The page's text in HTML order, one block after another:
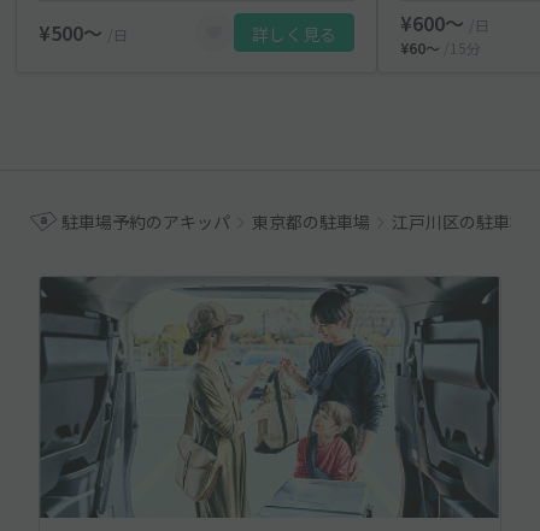
¥500〜 /日 詳しく見る ¥600〜
/日
¥60〜
/15分
駐車場予約のアキッパ 東京都の駐車場 江戸川区の駐車場